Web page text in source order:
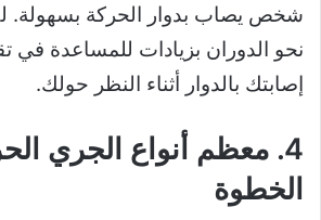
شخص يصاب بدوار الحركة بسهولة.
نحو الدوران بزيادات للمساعدة في
إصابتك بالدوار أثناء النظر حولك.
4. معظم أنواع الجري
الخطوة